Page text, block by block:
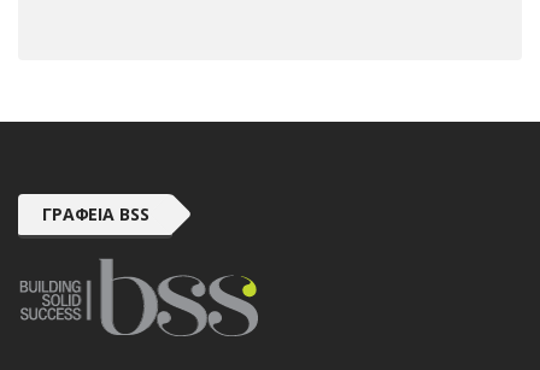
ΓΡΑΦΕΊΑ BSS